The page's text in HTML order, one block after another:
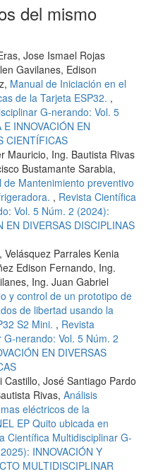
del mismo
Jose Ismael Rojas
Gavilanes, Edison
Manual de Iniciación en el
de la Tarjeta ESP32. ,
G-nerando: Vol. 5
INNOVACIÓN EN
CIENTÍFICAS
Mauricio, Ing. Bautista Rivas
Bustamante Sarabia,
Mantenimiento preventivo
, Revista Científica
Vol. 5 Núm. 2 (2024):
EN DIVERSAS DISCIPLINAS
Parrales Kenia
Edison Fernando, Ing.
Ing. Juan Gabriel
y control de un prototipo de
de libertad usando la
S2 Mini. , Revista
nerando: Vol. 5 Núm. 2
EN DIVERSAS
José Santiago Pardo
Rivas, Análisis
eléctricos de la
EP Quito ubicada en
Científica Multidisciplinar G-
INNOVACIÓN Y
MULTIDISCIPLINAR